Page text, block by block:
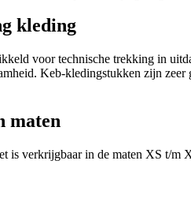
kleding
voor technische trekking in
Keb-kledingstukken zijn
maten
is verkrijgbaar in de maten XS t/